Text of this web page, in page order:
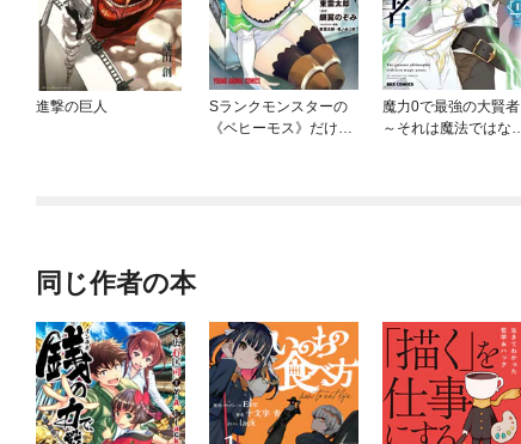
進撃の巨人
Sランクモンスターの
《ベヒーモス》だけ
魔力0で最強の大賢者
～それは魔法ではな
同じ作者の本